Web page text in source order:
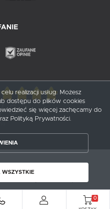
5
probox.pl
0
realizacji usług. Możesz
dostępu do plików cookies
się więcej zachęcamy do
Polityką Prywatności.
WSZYSTKIE